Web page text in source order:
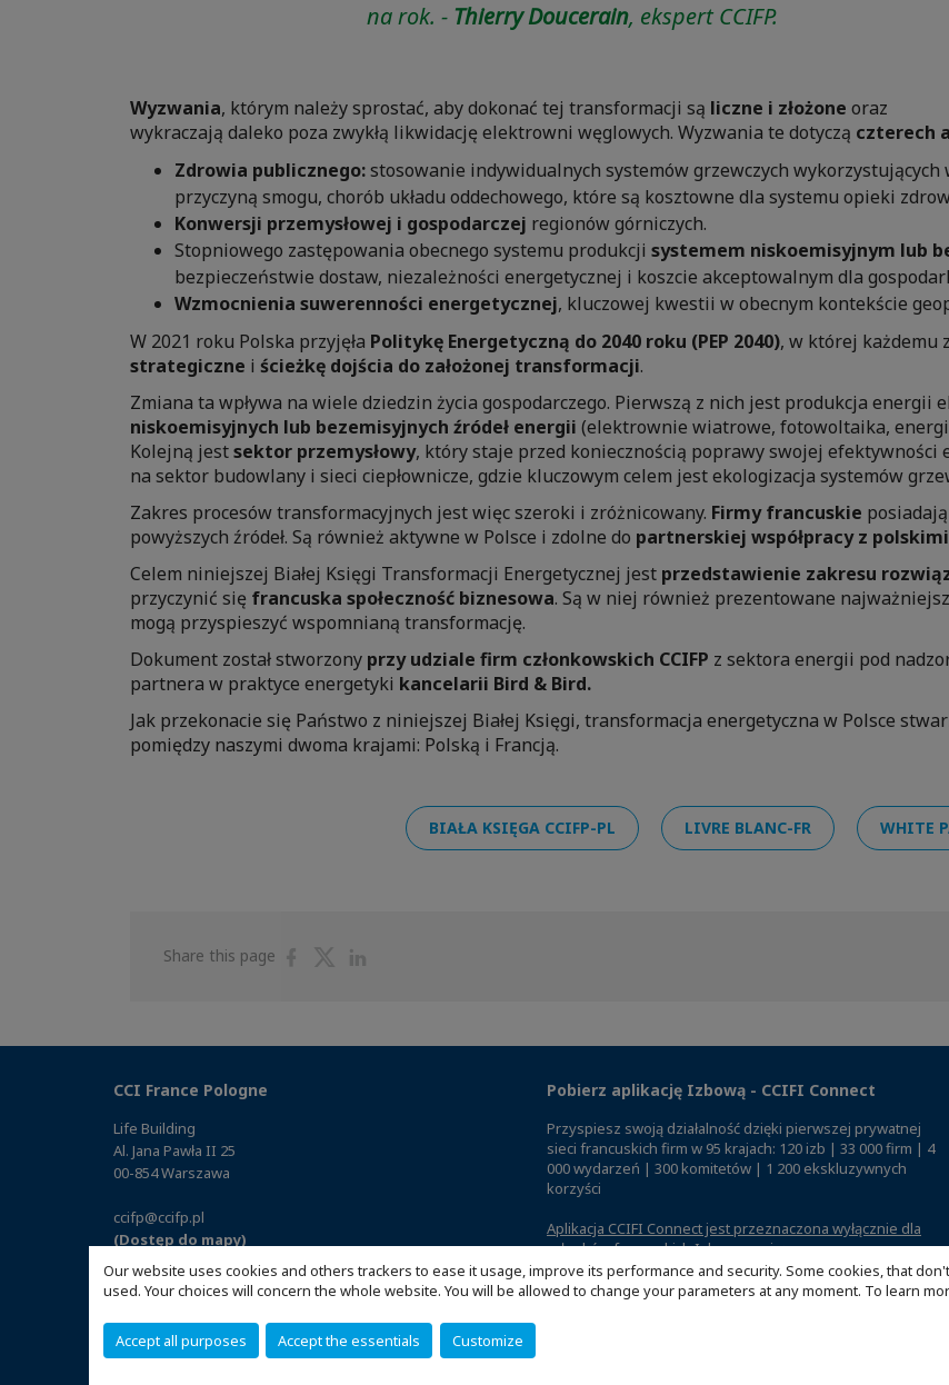
Our website uses cookies and others trackers to ease it usage, improve its performance and security. Some cookies, that
used. Your choices will concern the whole website. You will be allowed to change your parameters at any moment. To learn
Accept all purposes Accept the essentials Customize
na rok. - Thierry Doucerain, ekspert CCIFP.
Wyzwania, którym należy sprostać, aby dokonać tej transformacji są liczne i złożone oraz
wykraczają daleko poza zwykłą likwidację elektrowni węglowych. Wyzwania te dotyczą czterech
Zdrowia publicznego:stosowanie indywidualnych systemów grzewczych
przyczyną smogu, chorób układu oddechowego, które są kosztowne dla systemu opieki
Konwersji przemysłowej i gospodarczej regionów górniczych.
Stopniowego zastępowania obecnego systemu produkcji systemem niskoemisyjnym lub
bezpieczeństwie dostaw, niezależności energetycznej i koszcie akceptowalnym dla
Wzmocnienia suwerenności energetycznej, kluczowej kwestii w obecnym kontekście
W 2021 roku Polska przyjęła Politykę Energetyczną do 2040 roku (PEP 2040), w której każdemu
strategiczne i ścieżkę dojścia do założonej transformacji.
Zmiana ta wpływa na wiele dziedzin życia gospodarczego. Pierwszą z nich jest produkcja energii
niskoemisyjnych lub bezemisyjnych źródeł energii (elektrownie wiatrowe, fotowoltaika,
Kolejną jestsektor przemysłowy, który staje przed koniecznością poprawy swojej efektywności
na sektor budowlany i sieci ciepłownicze, gdzie kluczowym celem jest ekologizacja systemów
Zakres procesów transformacyjnych jest więc szeroki i zróżnicowany. Firmy francuskie
powyższych źródeł. Są również aktywne w Polsce i zdolne do partnerskiej współpracy z
Celem niniejszej Białej Księgi Transformacji Energetycznej jest przedstawienie zakresu
przyczynić się francuska społeczność biznesowa. Są w niej również prezentowane
mogą przyspieszyć wspomnianą transformację.
Dokument został stworzony przy udziale firm członkowskich CCIFP z sektora energii pod
partnera w praktyce energetyki kancelarii Bird & Bird.
Jak przekonacie się Państwo z niniejszej Białej Księgi, transformacja energetyczna w Polsce
pomiędzy naszymi dwoma krajami: Polską i Francją.
BIAŁA KSIĘGA CCIFP-PL LIVRE BLANC-FR WHITE
Share this page
ShareShare
CCI France Pologne
Life Building
Al. Jana Pawła II 25
00-854 Warszawa
ccifp@ccifp.pl
(Dostęp do mapy)
Pobierz aplikację Izbową - CCIFI Connect
Przyspiesz swoją działalność dzięki pierwszej prywatnej
sieci francuskich firm w 95 krajach: 120 izb | 33 000 firm | 4
000 wydarzeń | 300 komitetów | 1 200 ekskluzywnych
korzyści
Aplikacja CCIFI Connect jest przeznaczona wyłącznie dla
członków francuskich Izb za granicą.